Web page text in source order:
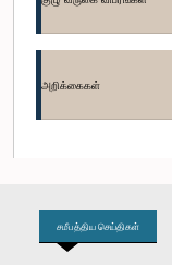
அறிக்கைகள்
சமீபத்திய செய்திகள்